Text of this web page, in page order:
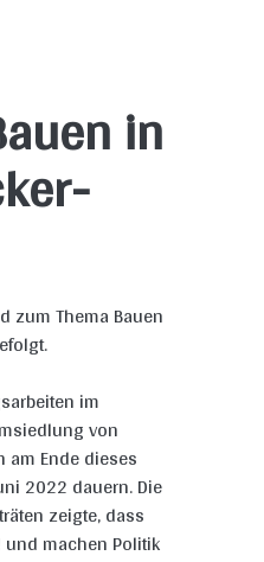
in
zum Thema Bauen
im
von
Ende dieses
2022 dauern. Die
zeigte, dass
machen Politik